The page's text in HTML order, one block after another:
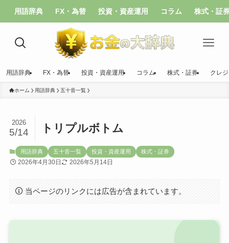
用語辞典 FX・為替 投資・資産運用 コラム 株式・証
用語辞典 FX・為替 投資・資産運用 コラム 株式・証券 クレ
ホーム 用語辞典 五十音一覧
トリプルボトム
2026
5/14
用語辞典 五十音一覧 投資・資産運用 株式・証券
2026年4月30日 2026年5月14日
当ページのリンクには広告が含まれています。